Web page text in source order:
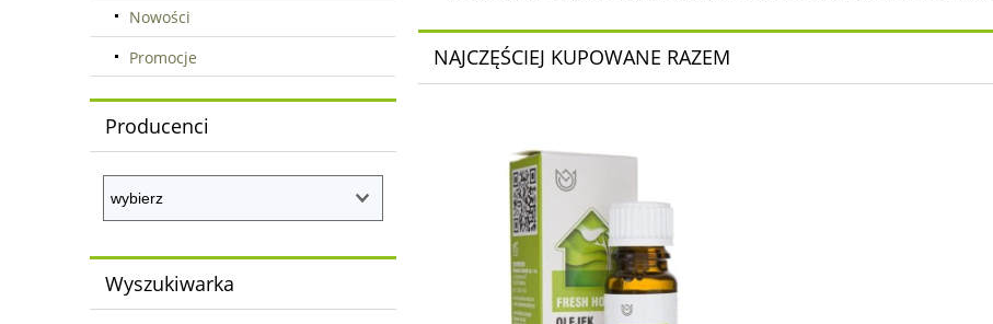
Nowości
Promocje
Producenci
Wyszukiwarka
NAJCZĘŚCIEJ KUPOWANE RAZEM